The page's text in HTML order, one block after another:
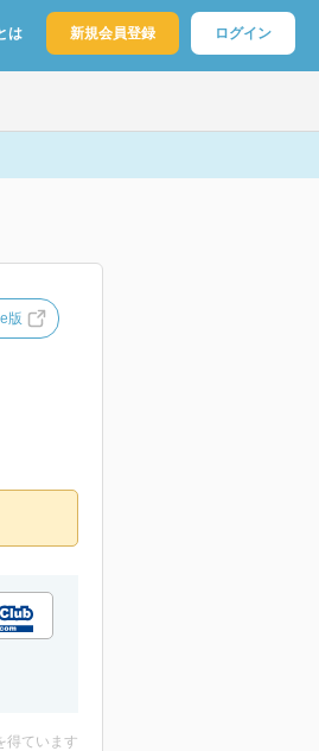
は 新規会員登録 ログイン
版
得ています